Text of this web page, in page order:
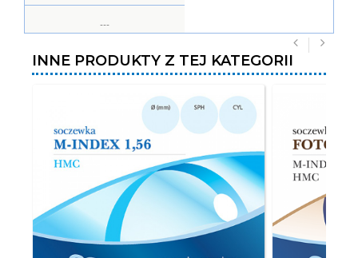
---
NAT65 +0.25/-0.50
-0.50
---
NAT65 +0.25/-0.75
INNE PRODUKTY Z TEJ KATEGORII